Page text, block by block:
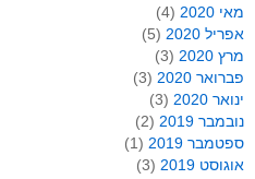
מאי 2020
(4)
אפריל 2020
(5)
מרץ 2020
(3)
פברואר 2020
(3)
ינואר 2020
(3)
נובמבר 2019
(2)
ספטמבר 2019
(1)
אוגוסט 2019
(3)